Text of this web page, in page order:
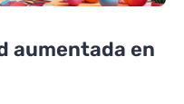
aumentada en